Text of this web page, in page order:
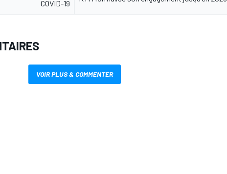
COVID-19
VOIR PLUS & COMMENTER